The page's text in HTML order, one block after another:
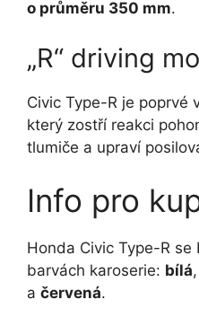
o průměru 350 mm.
„R“ driving
Civic Type-R je poprvé
který zostří reakci
tlumiče a upraví
Info pro
Honda Civic Type-R
barvách karoserie: bílá,
a červená.